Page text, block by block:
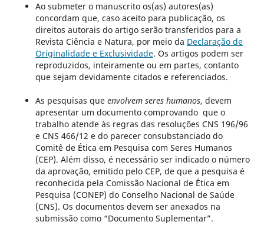
Ao submeter o manuscrito os(as) autores(as)
concordam que, caso aceito para publicação, os
direitos autorais do artigo serão transferidos para a
Revista Ciência e Natura, por meio da Declaração de
Originalidade e Exclusividade. Os artigos podem ser
reproduzidos, inteiramente ou em partes, contanto
que sejam devidamente citados e referenciados.
As pesquisas que envolvem seres humanos, devem
apresentar um documento comprovando que o
trabalho atende às regras das resoluções CNS 196/96
e CNS 466/12 e do parecer consubstanciado do
Comitê de Ética em Pesquisa com Seres Humanos
(CEP). Além disso, é necessário ser indicado o número
da aprovação, emitido pelo CEP, de que a pesquisa é
reconhecida pela Comissão Nacional de Ética em
Pesquisa (CONEP) do Conselho Nacional de Saúde
(CNS). Os documentos devem ser anexados na
submissão como “Documento Suplementar”.